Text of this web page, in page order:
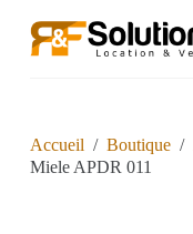
u
Accueil / Boutique /
Miele APDR 011